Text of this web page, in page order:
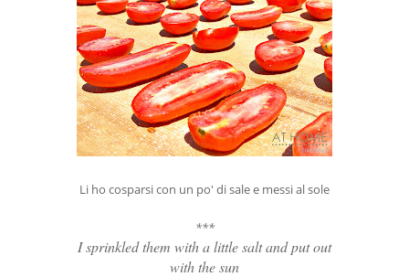
Li ho cosparsi con un po' di sale e messi al sole
***
I sprinkled them with a little salt and put out
with the sun